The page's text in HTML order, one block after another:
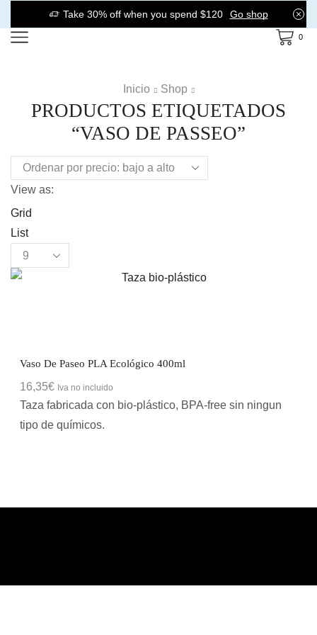
Take 30% off when you spend $120 Go shop
0
Inicio Shop
PRODUCTOS ETIQUETADOS
“VASO DE PASSEO”
View as:
Grid
List
Products
per
Vaso De Paseo PLA Ecológico 400ml
16,35€ Iva no incluido
Taza fabricada con bio-plástico, BPA-free sin ningun
tipo de químicos.